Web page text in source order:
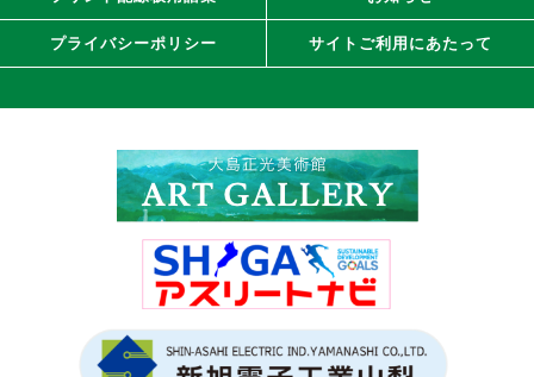
プライバシーポリシー サイトご利用にあたって